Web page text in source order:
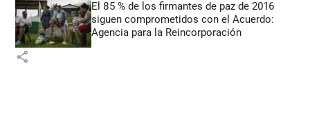
El 85 % de los firmantes de paz de 2016
siguen comprometidos con el Acuerdo:
Agencia para la Reincorporación
share